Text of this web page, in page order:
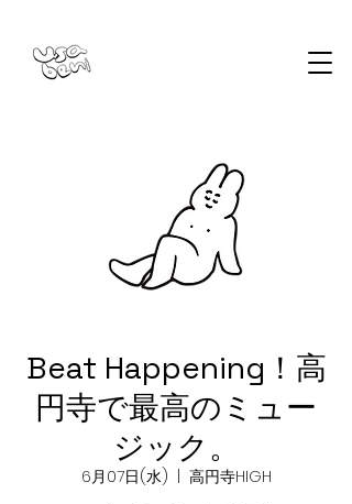
Beat Happening！高
円寺で最高のミュー
ジック。
6月07日(水)
高円寺HIGH